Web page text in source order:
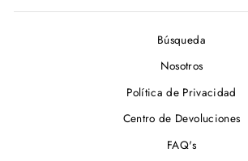
Búsqueda
Nosotros
Política de Privacidad
Centro de Devoluciones
FAQ's